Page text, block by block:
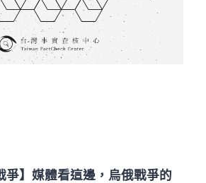
爭】媒體看這邊，烏俄戰爭的